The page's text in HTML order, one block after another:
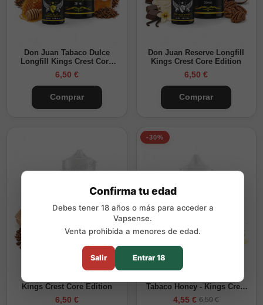
Don Juan Tabaco Dulce
Longfill Kings Crest Core
Edition
6,50 €
Comprar
Don Juan Reserve Longfill
Kings Crest Core Edition
6,50 €
Comprar
Kings Crest Core Edition
6,50 €
-30%
Tabaco Honey - Kings Crest
Core Edition
4,55 € 6,50 €
Confirma tu edad
Debes tener 18 años o más para acceder a
Vapsense.
Venta prohibida a menores de edad.
Salir Entrar 18